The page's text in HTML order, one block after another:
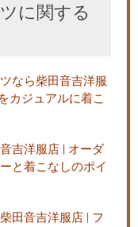
に関する
なら柴田音吉洋服
カジュアルに着こ
吉洋服店 | オーダ
と着こなしのポイ
田音吉洋服店 | フ